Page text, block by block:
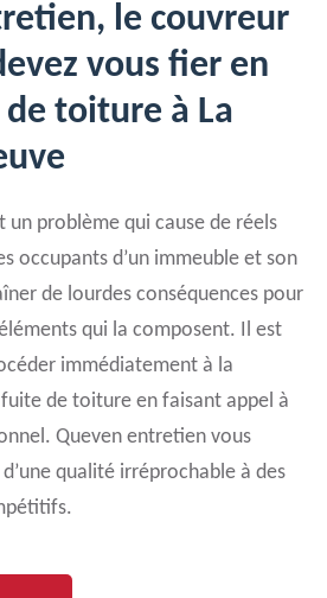
le couvreur
vous fier en
toiture à La
problème qui cause de réels
occupants d’un immeuble et son
de lourdes conséquences pour
qui la composent. Il est
immédiatement à la
de toiture en faisant appel à
Queven entretien vous
qualité irréprochable à des